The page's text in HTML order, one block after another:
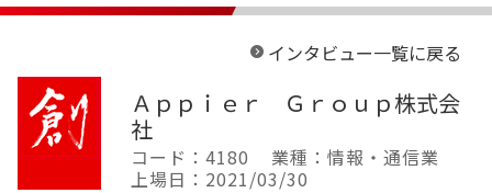
インタビュー一覧に戻る
Ａｐｐｉｅｒ Ｇｒｏｕｐ株式会
社
コード：4180
業種：情報・通信業
上場日：2021/03/30